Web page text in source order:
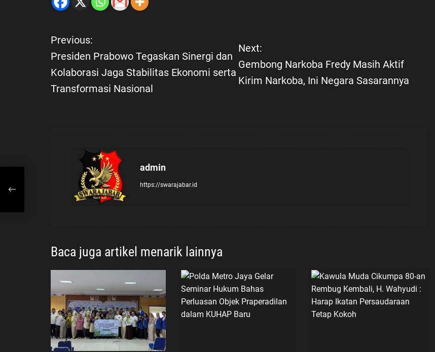
N
a
v
o
s
Previous:
Presiden Prabowo Tegaskan Sinergi dan
Kolaborasi Jaga Stabilitas Ekonomi serta
Transformasi Nasional
Next:
Gembong Narkoba Fredy Masih Aktif
Kirim Narkoba, Ini Negara Sasarannya
admin
https://swarajabar.id
Baca juga artikel menarik lainnya